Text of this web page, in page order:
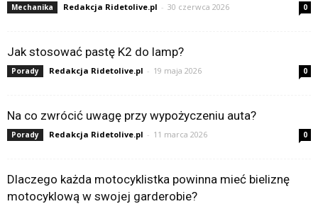
Mechanika Redakcja Ridetolive.pl - 30 czerwca 2026 0
Jak stosować pastę K2 do lamp?
Porady Redakcja Ridetolive.pl - 19 maja 2026 0
Na co zwrócić uwagę przy wypożyczeniu auta?
Porady Redakcja Ridetolive.pl - 11 marca 2026 0
Dlaczego każda motocyklistka powinna mieć bieliznę
motocyklową w swojej garderobie?